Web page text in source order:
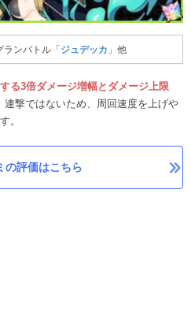
ランバトル「 ジュデッカ 」他
る3倍ダメージ増幅とダメージ上限
連撃ではないため、周回速度を上げや
。
の評価はこちら